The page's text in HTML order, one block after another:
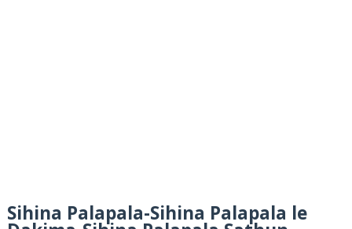
Sihina Palapala-Sihina Palapala le